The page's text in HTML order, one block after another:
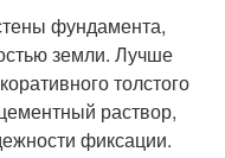
фундамента,
земли. Лучше
толстого
раствор,
фиксации.